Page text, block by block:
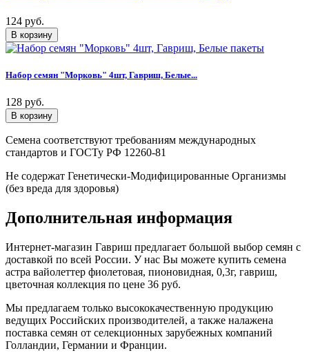
124 руб.
Набор семян "Морковь" 4шт, Гавриш, Белые...
128 руб.
Семена соответствуют требованиям международных
стандартов и ГОСТу РФ 12260-81
Не содержат Генетически-Модифицированные Организмы
(без вреда для здоровья)
Дополнительная информация
Интернет-магазин Гавриш предлагает большой выбор семян с
доставкой по всей России. У нас Вы можете купить семена
астра вайолеттер фиолетовая, пионовидная, 0,3г, гавриш,
цветочная коллекция по цене 36 руб.
Мы предлагаем только высококачественную продукцию
ведущих Российских производителей, а также налажена
поставка семян от селекционных зарубежных компаний
Голландии, Германии и Франции.